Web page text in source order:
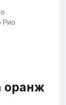
Рио
оранж